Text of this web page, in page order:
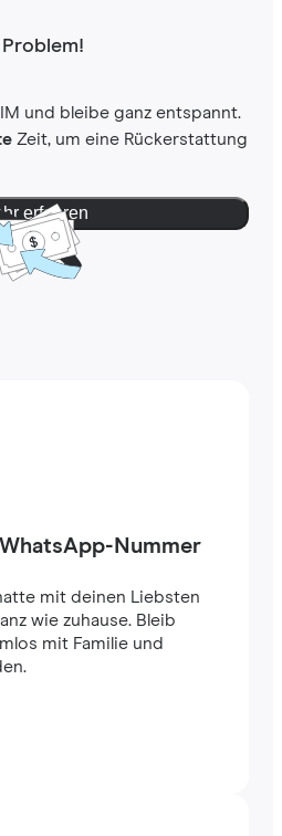
Problem!
und bleibe ganz entspannt.
Zeit, um eine Rückerstattung
erfahren
Nummer
mit deinen Liebsten
wie zuhause. Bleib
mit Familie und